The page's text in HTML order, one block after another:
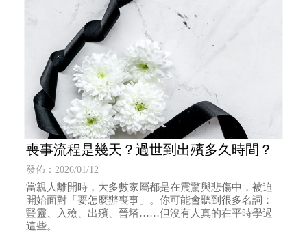
喪事流程是幾天？過世到出殯多久時間？
發佈：2026/01/12
當親人離開時，大多數家屬都是在震驚與悲傷中，被迫
開始面對「要怎麼辦喪事」。你可能會聽到很多名詞：
豎靈、入殮、出殯、晉塔……但沒有人真的在平時學過
這些。